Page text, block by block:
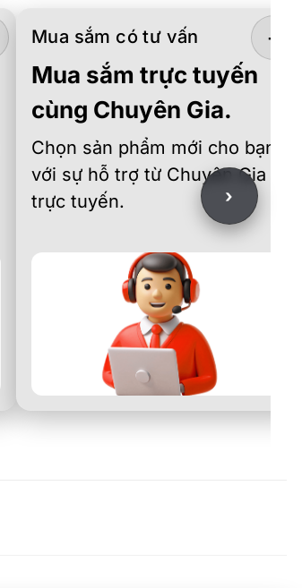
Mua sắm có tư vấn
Mua sắm trực tuyến
cùng Chuyên Gia.
Chọn sản phẩm mới cho bạn
với sự hỗ trợ từ Chuyên Gia
trực tuyến.
+
›